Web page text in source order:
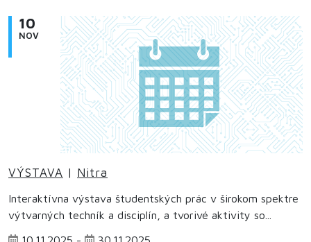
10
NOV
VÝSTAVA | Nitra
Interaktívna výstava študentských prác v širokom spektre
výtvarných techník a disciplín, a tvorivé aktivity so...